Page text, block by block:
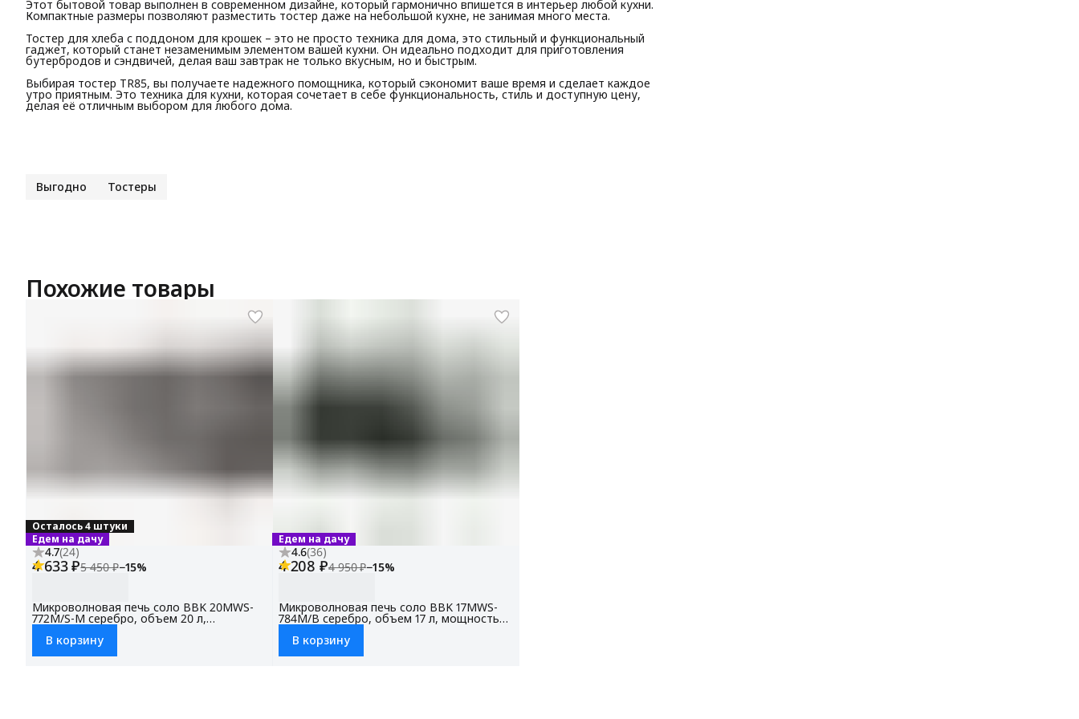
Этот бытовой товар выполнен в современном дизайне, который гармонично впишется в интерьер любой кухни.
Компактные размеры позволяют разместить тостер даже на небольшой кухне, не занимая много места.
Тостер для хлеба с поддоном для крошек – это не просто техника для дома, это стильный и функциональный
гаджет, который станет незаменимым элементом вашей кухни. Он идеально подходит для приготовления
бутербродов и сэндвичей, делая ваш завтрак не только вкусным, но и быстрым.
Выбирая тостер TR85, вы получаете надежного помощника, который сэкономит ваше время и сделает каждое
утро приятным. Это техника для кухни, которая сочетает в себе функциональность, стиль и доступную цену,
делая её отличным выбором для любого дома.
Выгодно Тостеры
Похожие товары
Осталось 4 штуки
Едем на дачу
4.7(24)
4 633 ₽5 450 ₽−15%
Микроволновая печь соло BBK 20MWS-
772M/S-M серебро, объем 20 л,
мощность 700 Вт
В корзину
Едем на дачу
4.6(36)
4 208 ₽4 950 ₽−15%
Микроволновая печь соло BBK 17MWS-
784M/B серебро, объем 17 л, мощность
700 Вт
В корзину